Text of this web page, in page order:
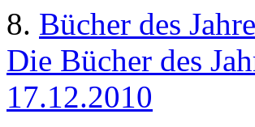
8. Bücher des
Die Bücher des
17.12.2010